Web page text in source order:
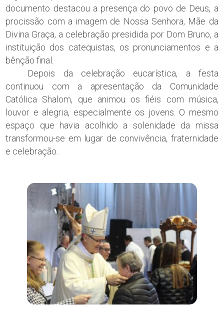
documento destacou a presença do povo de Deus, a
procissão com a imagem de Nossa Senhora, Mãe da
Divina Graça, a celebração presidida por Dom Bruno, a
instituição dos catequistas, os pronunciamentos e a
bênção final.
Depois da celebração eucarística, a festa
continuou com a apresentação da Comunidade
Católica Shalom, que animou os fiéis com música,
louvor e alegria, especialmente os jovens. O mesmo
espaço que havia acolhido a solenidade da missa
transformou-se em lugar de convivência, fraternidade
e celebração.